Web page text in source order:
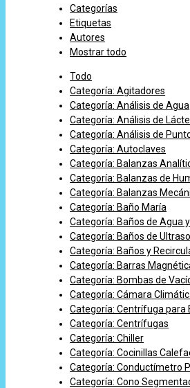
Categorías
Etiquetas
Autores
Mostrar todo
Todo
Categoría: Agitadores
Categoría: Análisis de Agua
Categoría: Análisis de
Categoría: Análisis de
Categoría: Autoclaves
Categoría: Balanzas
Categoría: Balanzas de
Categoría: Balanzas
Categoría: Baño María
Categoría: Baños de Agua
Categoría: Baños de
Categoría: Baños y
Categoría: Barras
Categoría: Bombas de
Categoría: Cámara
Categoría: Centrífuga para
Categoría: Centrífugas
Categoría: Chiller
Categoría: Cocinillas
Categoría: Conductímetro
Categoría: Cono